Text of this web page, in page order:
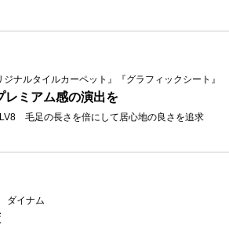
ナルタイルカーペット』『グラフィックシート』
レミアム感の演出を
毛足の長さを倍にして居心地の良さを追求
ダイナム